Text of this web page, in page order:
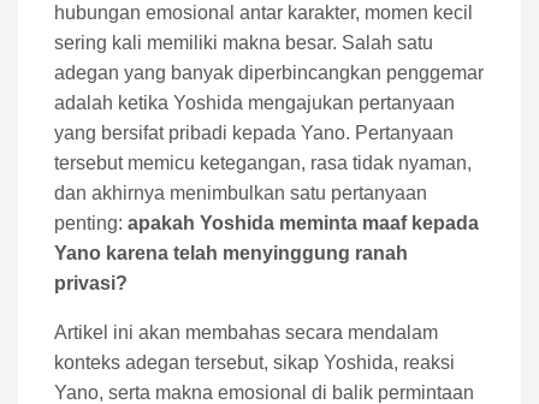
hubungan emosional antar karakter, momen kecil
sering kali memiliki makna besar. Salah satu
adegan yang banyak diperbincangkan penggemar
adalah ketika Yoshida mengajukan pertanyaan
yang bersifat pribadi kepada Yano. Pertanyaan
tersebut memicu ketegangan, rasa tidak nyaman,
dan akhirnya menimbulkan satu pertanyaan
penting: apakah Yoshida meminta maaf kepada
Yano karena telah menyinggung ranah
privasi?
Artikel ini akan membahas secara mendalam
konteks adegan tersebut, sikap Yoshida, reaksi
Yano, serta makna emosional di balik permintaan